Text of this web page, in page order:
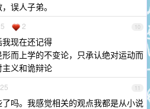
误人子弟。
10
2
现在还记得
而上学的不变论，只承认绝对运动而
义和诡辩论
11
吗。我感觉相关的观点我都是从小说